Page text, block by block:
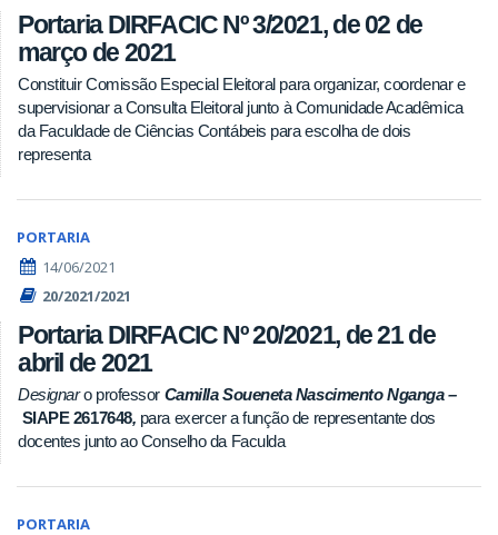
Portaria DIRFACIC Nº 3/2021, de 02 de
março de 2021
Constituir Comissão Especial Eleitoral para organizar, coordenar e
supervisionar a Consulta Eleitoral junto à Comunidade Acadêmica
da Faculdade de Ciências Contábeis para escolha de dois
representa
PORTARIA
14/06/2021
20/2021/2021
Portaria DIRFACIC Nº 20/2021, de 21 de
abril de 2021
Designaro professor Camilla Soueneta Nascimento Nganga –
SIAPE 2617648, para exercer a função de representante dos
docentes junto ao Conselho da Faculda
PORTARIA